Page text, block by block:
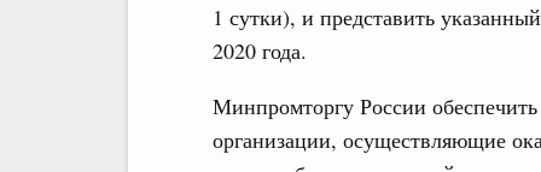
1 сутки), и представить
2020 года.
Минпромторгу России
организации, осуществляющие